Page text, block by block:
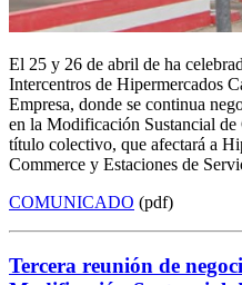
El 25 y 26 de abril de ha
Intercentros de Hipermercados
Empresa, donde se continua
en la Modificación Sustancial
título colectivo, que afectará a
Commerce y Estaciones de
COMUNICADO (pdf)
Tercera reunión de